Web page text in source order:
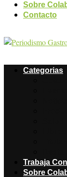
Sobre
Contacto
Categorias
Trabaja
Sobre